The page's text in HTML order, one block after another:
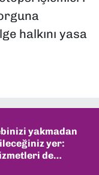
halkını yasa
yakmadan
yer:
de